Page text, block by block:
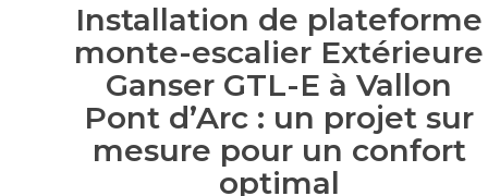
Installation de plateforme
monte-escalier Extérieure
Ganser GTL-E à Vallon
Pont d’Arc : un projet sur
mesure pour un confort
optimal